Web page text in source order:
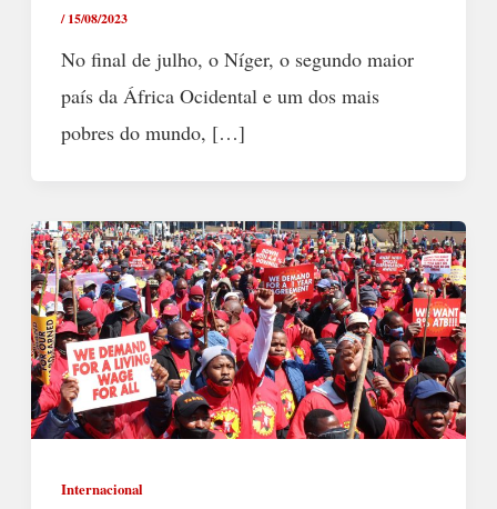
/15/08/2023
No final de julho, o Níger, o segundo maior
país da África Ocidental e um dos mais
pobres do mundo, […]
Internacional